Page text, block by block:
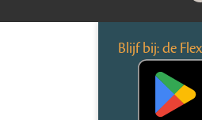
Blijf bij: de